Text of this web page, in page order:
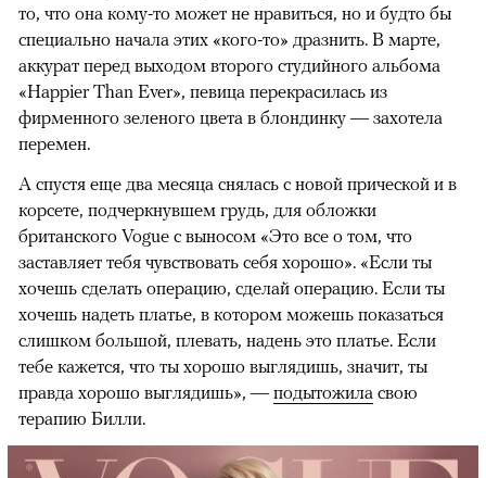
то, что она кому-то может не нравиться, но и будто бы
специально начала этих «кого-то» дразнить. В марте,
аккурат перед выходом второго студийного альбома
«Happier Than Ever», певица перекрасилась из
фирменного зеленого цвета в блондинку — захотела
перемен.
А спустя еще два месяца снялась с новой прической и в
корсете, подчеркнувшем грудь, для обложки
британского Vogue с выносом «Это все о том, что
заставляет тебя чувствовать себя хорошо». «Если ты
хочешь сделать операцию, сделай операцию. Если ты
хочешь надеть платье, в котором можешь показаться
слишком большой, плевать, надень это платье. Если
тебе кажется, что ты хорошо выглядишь, значит, ты
правда хорошо выглядишь», — подытожила свою
терапию Билли.